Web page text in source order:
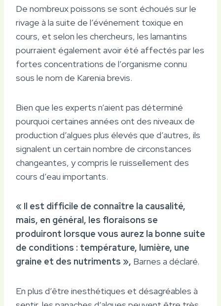
De nombreux poissons se sont échoués sur le
rivage à la suite de l’événement toxique en
cours, et selon les chercheurs, les lamantins
pourraient également avoir été affectés par les
fortes concentrations de l’organisme connu
sous le nom de Karenia brevis.
Bien que les experts n’aient pas déterminé
pourquoi certaines années ont des niveaux de
production d’algues plus élevés que d’autres, ils
signalent un certain nombre de circonstances
changeantes, y compris le ruissellement des
cours d’eau importants.
« Il est difficile de connaître la causalité,
mais, en général, les floraisons se
produiront lorsque vous aurez la bonne suite
de conditions : température, lumière, une
graine et des nutriments », Barnes a déclaré.
En plus d’être inesthétiques et désagréables à